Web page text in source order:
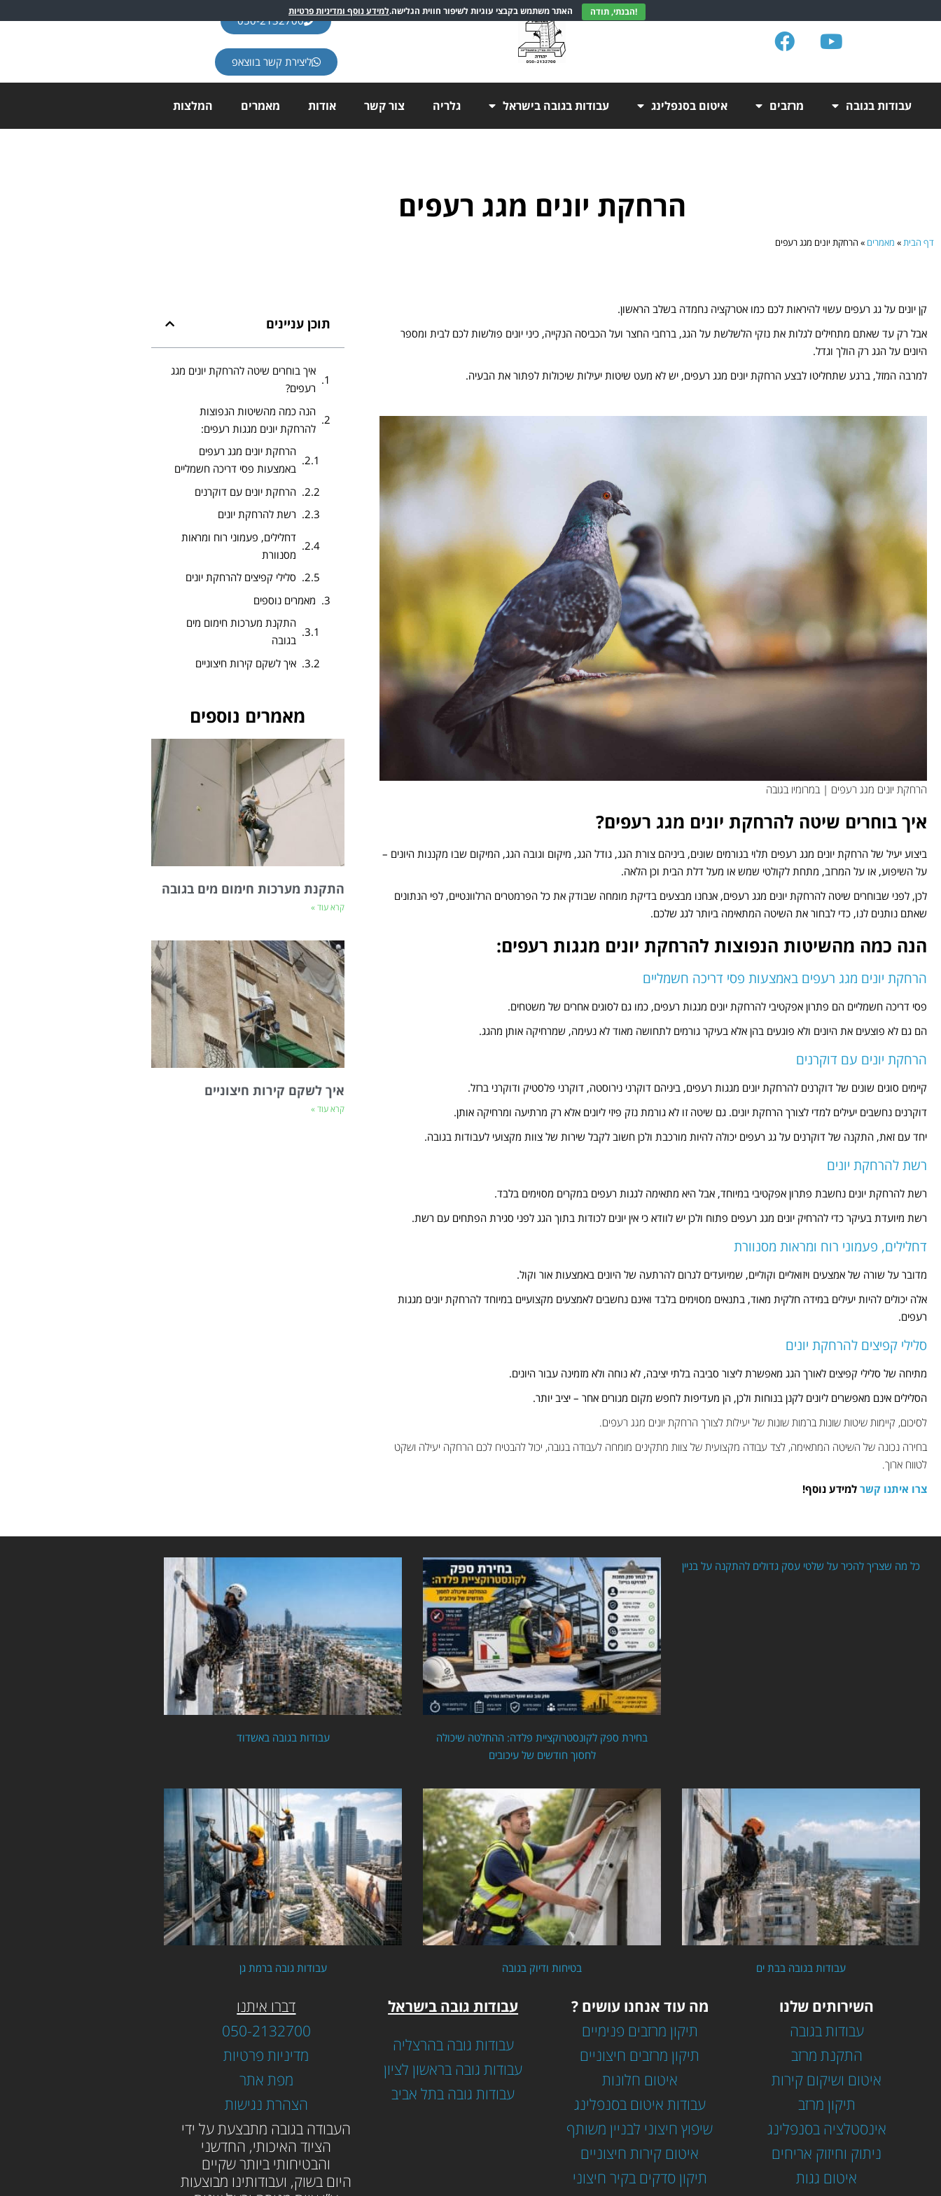
050-2132700
ליצירת קשר בווצאפ
עבודות בגובה מרזבים איטום בסנפלינג עבודות בגובה בישראל גלריה צור קשר אודות מאמרים המלצות
הרחקת יונים מגג רעפים
דף הבית» מאמרים » הרחקת יונים מגג רעפים
קן יונים על גג רעפים עשוי להיראות לכם כמו אטרקציה נחמדה בשלב הראשון.
אבל רק עד שאתם מתחילים לגלות את נזקי הלשלשת על הגג, ברחבי החצר ועל הכביסה הנקייה, כיני יונים פולשות לכם לבית ומספר
היונים על הגג רק הולך וגדל.
למרבה המזל, ברגע שתחליטו לבצע הרחקת יונים מגג רעפים, יש לא מעט שיטות יעילות שיכולות לפתור את הבעיה.
הרחקת יונים מגג רעפים | במרומיו בגובה
איך בוחרים שיטה להרחקת יונים מגג רעפים?
ביצוע יעיל של הרחקת יונים מגג רעפים תלוי בגורמים שונים, ביניהם צורת הגג, גודל הגג, מיקום וגובה הגג, המיקום שבו מקננות היונים –
על השיפוע, או על המרזב, מתחת לקולטי שמש או מעל דלת הבית וכן הלאה.
לכן, לפני שבוחרים שיטה להרחקת יונים מגג רעפים, אנחנו מבצעים בדיקת מומחה שבודק את כל הפרמטרים הרלוונטיים, לפי הנתונים
שאתם נותנים לנו, כדי לבחור את השיטה המתאימה ביותר לגג שלכם.
הנה כמה מהשיטות הנפוצות להרחקת יונים מגגות רעפים:
הרחקת יונים מגג רעפים באמצעות פסי דריכה חשמליים
פסי דריכה חשמליים הם פתרון אפקטיבי להרחקת יונים מגגות רעפים, כמו גם לסוגים אחרים של משטחים.
הם גם לא פוצעים את היונים ולא פוגעים בהן אלא בעיקר גורמים לתחושה מאוד לא נעימה, שמרחיקה אותן מהגג.
הרחקת יונים עם דוקרנים
קיימים סוגים שונים של דוקרנים להרחקת יונים מגגות רעפים, ביניהם דוקרני נירוסטה, דוקרני פלסטיק ודוקרני ברזל.
דוקרנים נחשבים יעילים למדי לצורך הרחקת יונים. גם שיטה זו לא גורמת נזק פיזי ליונים אלא רק מרתיעה ומרחיקה אותן.
יחד עם זאת, התקנה של דוקרנים על גג רעפים יכולה להיות מורכבת ולכן חשוב לקבל שירות של צוות מקצועי לעבודות בגובה.
רשת להרחקת יונים
רשת להרחקת יונים נחשבת פתרון אפקטיבי במיוחד, אבל היא מתאימה לגגות רעפים במקרים מסוימים בלבד.
רשת מיועדת בעיקר כדי להרחיק יונים מגג רעפים פתוח ולכן יש לוודא כי אין יונים לכודות בתוך הגג לפני סגירת הפתחים עם רשת.
דחלילים, פעמוני רוח ומראות מסנוורת
מדובר על שורה של אמצעים ויזואליים וקוליים, שמיועדים לגרום להרתעה של היונים באמצעות אור וקול.
אלה יכולים להיות יעילים במידה חלקית מאוד, בתנאים מסוימים בלבד ואינם נחשבים לאמצעים מקצועיים במיוחד להרחקת יונים מגגות
רעפים.
סלילי קפיצים להרחקת יונים
מתיחה של סלילי קפיצים לאורך הגג מאפשרת ליצור סביבה בלתי יציבה, לא נוחה ולא מזמינה עבור היונים.
הסלילים אינם מאפשרים ליונים לקנן בנוחות ולכן, הן מעדיפות לחפש מקום מגורים אחר – יציב יותר.
לסיכום, קיימות שיטות שונות ברמות שונות של יעילות לצורך הרחקת יונים מגג רעפים.
בחירה נכונה של השיטה המתאימה, לצד עבודה מקצועית של צוות מתקינים מומחה לעבודה בגובה, יכול להבטיח לכם הרחקה יעילה ושקט
לטווח ארוך.
צרו איתנו קשר למידע נוסף!
תוכן עניינים
איך בוחרים שיטה להרחקת יונים מגג
רעפים?
הנה כמה מהשיטות הנפוצות
להרחקת יונים מגגות רעפים:
הרחקת יונים מגג רעפים
באמצעות פסי דריכה חשמליים
הרחקת יונים עם דוקרנים
רשת להרחקת יונים
דחלילים, פעמוני רוח ומראות
מסנוורת
סלילי קפיצים להרחקת יונים
מאמרים נוספים
התקנת מערכות חימום מים
בגובה
איך לשקם קירות חיצוניים
מאמרים נוספים
התקנת מערכות חימום מים בגובה
קרא עוד »
איך לשקם קירות חיצוניים
קרא עוד »
כל מה שצריך להכיר על שלטי עסק גדולים להתקנה על בניין
בחירת ספק לקונסטרוקציית פלדה: ההחלטה שיכולה
לחסוך חודשים של עיכובים
עבודות בגובה באשדוד
עבודות בגובה בבת ים בטיחות ודיוק בגובה עבודות גובה ברמת גן
השירותים שלנו
עבודות בגובה
התקנת מרזב
איטום ושיקום קירות
תיקון מרזב
אינסטלציה בסנפלינג
ניתוק וחיזוק אריחים
איטום גגות
מה עוד אנחנו עושים ?
תיקון מרזבים פנימיים
תיקון מרזבים חיצוניים
איטום חלונות
עבודות איטום בסנפלינג
שיפוץ חיצוני לבניין משותף
איטום קירות חיצוניים
תיקון סדקים בקיר חיצוני
עבודות גובה בישראל
עבודות גובה בהרצליה
עבודות גובה בראשון לציון
עבודות גובה בתל אביב
דברו איתנו
050-2132700
מדיניות פרטיות
מפת אתר
הצהרת נגישות
העבודה בגובה מתבצעת על ידי
הציוד האיכותי, החדשני
והבטיחותי ביותר שקיים
היום בשוק, ועבודותינו מבוצעות
האתר משתמש בקבצי עוגיות לשיפור חווית הגלישה.למידע נוסף ומדיניות פרטיות הבנתי, תודה!